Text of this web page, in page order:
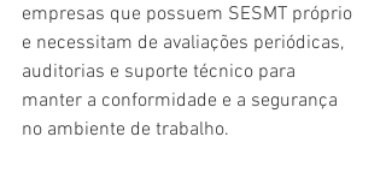
empresas que possuem SESMT próprio
e necessitam de avaliações periódicas,
auditorias e suporte técnico para
manter a conformidade e a segurança
no ambiente de trabalho.